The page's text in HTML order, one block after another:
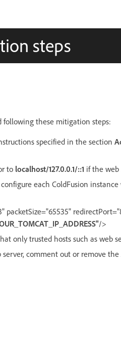
steps
following these mitigation steps:
specified in the section
to localhost/127.0.0.1/::1 if the web
each ColdFusion
packetSize="65535"
/>
only trusted hosts such as web
server, comment out or remove